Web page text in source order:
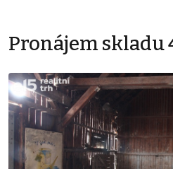
Pronájem skladu